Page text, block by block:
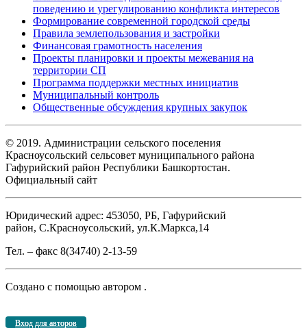
поведению и урегулированию конфликта интересов
Формирование современной городской среды
Правила землепользования и застройки
Финансовая грамотность населения
Проекты планировки и проекты межевания на
территории СП
Программа поддержки местных инициатив
Муниципальный контроль
Общественные обсуждения крупных закупок
© 2019. Администрации сельского поселения
Красноусольский сельсовет муниципального района
Гафурийский район Республики Башкортостан.
Официальный сайт
Юридический адрес: 453050, РБ, Гафурийский
район, С.Красноусольский, ул.К.Маркса,14
Тел. – факс 8(34740) 2-13-59
Создано с помощью автором .
Вход для авторов